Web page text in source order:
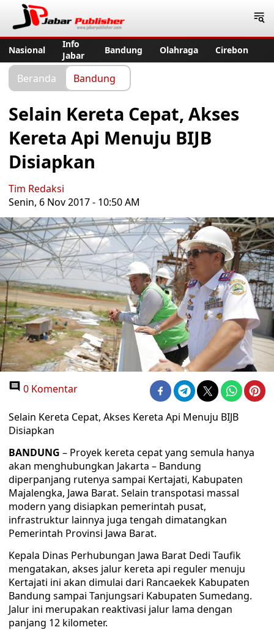
Nasional
Info
Jabar
Bandung Olahraga Cirebon
Beranda Bandung
Selain Kereta Cepat, Akses
Kereta Api Menuju BIJB
Disiapkan
Tim Redaksi
Senin, 6 Nov 2017 - 10:50 AM
0 Komentar
Selain Kereta Cepat, Akses Kereta Api Menuju BIJB
Disiapkan
BANDUNG – Proyek kereta cepat yang semula hanya
akan menghubungkan Jakarta – Bandung
diperpanjang rutenya sampai Kertajati, Kabupaten
Majalengka, Jawa Barat. Selain transpotasi massal
modern yang disiapkan pemerintah pusat,
infrastruktur lainnya juga tengah dimatangkan
Pemerintah Provinsi Jawa Barat.
Kepala Dinas Perhubungan Jawa Barat Dedi Taufik
mengatakan, akses jalur kereta api reguler menuju
Kertajati ini akan dimulai dari Rancaekek Kabupaten
Bandung sampai Tanjungsari Kabupaten Sumedang.
Jalur ini merupakan reaktivasi jalur lama dengan
panjang 12 kilometer.